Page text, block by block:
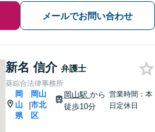
メールでお問い合わせ
新名 信介 弁護士
葵綜合法律事務所
岡
山
県
|
岡山
市北
区
岡山駅 から
徒歩10分
営業時間：本
日定休日